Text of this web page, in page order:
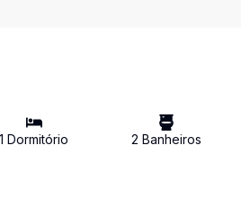
1 Dormitório 2 Banheiros